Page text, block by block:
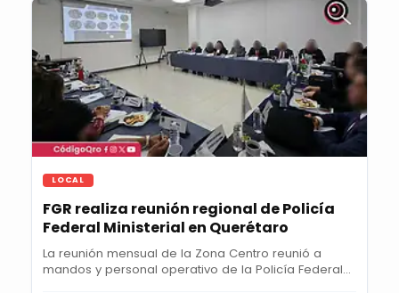
LOCAL
FGR realiza reunión regional de Policía
Federal Ministerial en Querétaro
La reunión mensual de la Zona Centro reunió a
mandos y personal operativo de la Policía Federal...